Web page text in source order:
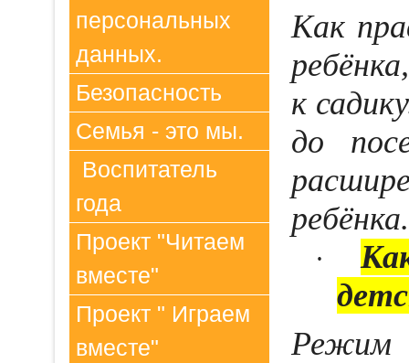
персональных
данных.
Безопасность
Семья - это мы.
Воспитатель
года
Проект "Читаем
вместе"
Проект " Играем
вместе"
Как
к
до
ребёнка.
·
Режим